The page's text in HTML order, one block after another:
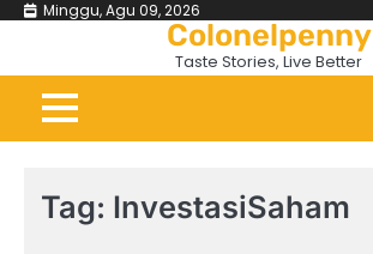
Skip
content
Minggu, Agu 09, 2026
Colonelpenny
Taste Stories, Live Better
Tag: InvestasiSaham